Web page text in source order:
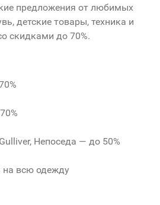
предложения от любимых
детские товары, техника и
скидками до 70%.
Непоседа — до 50%
на всю одежду